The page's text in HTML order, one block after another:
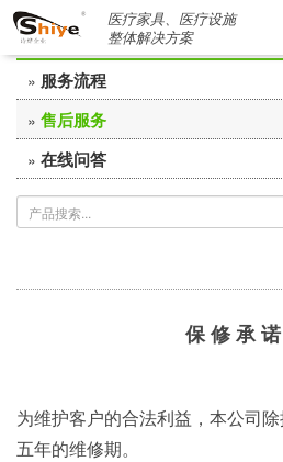
医疗家具、医疗设施
整体解决方案
客户服务
» 服务流程
» 售后服务
» 在线问答
保 修 承
为维护客户的合法利益，本公司
五年的维修期。